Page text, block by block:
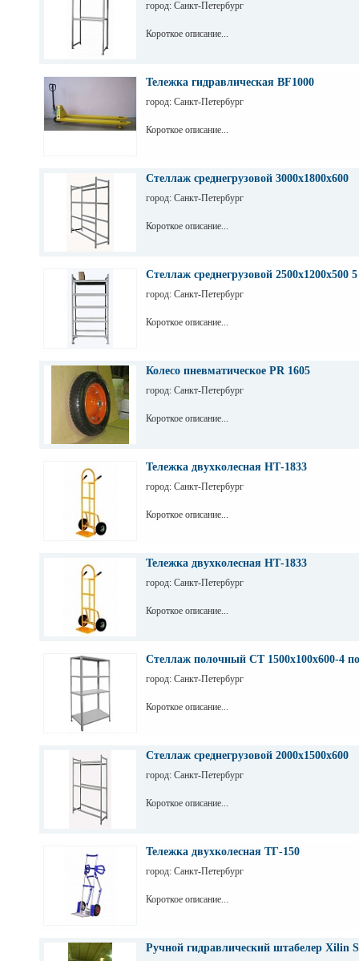
город: Санкт-Петербург
Короткое описание...
Тележка гидравлическая BF1000
город: Санкт-Петербург
Короткое описание...
Стеллаж среднегрузовой 3000х1800х600
город: Санкт-Петербург
Короткое описание...
Стеллаж среднегрузовой 2500х1200х500
город: Санкт-Петербург
Короткое описание...
Колесо пневматическое PR 1605
город: Санкт-Петербург
Короткое описание...
Тележка двухколесная НТ-1833
город: Санкт-Петербург
Короткое описание...
Тележка двухколесная НТ-1833
город: Санкт-Петербург
Короткое описание...
Стеллаж полочный СТ 1500х100х600-4
город: Санкт-Петербург
Короткое описание...
Стеллаж среднегрузовой 2000х1500х600
город: Санкт-Петербург
Короткое описание...
Тележка двухколесная ТГ-150
город: Санкт-Петербург
Короткое описание...
Ручной гидравлический штабелер Xilin